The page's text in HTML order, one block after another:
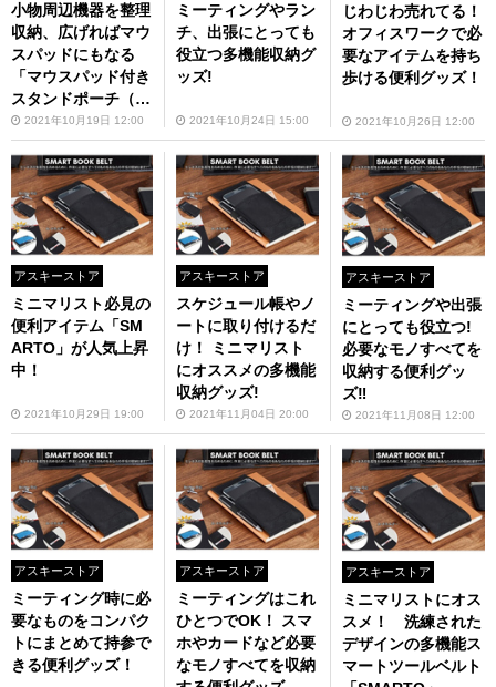
小物周辺機器を整理
収納、広げればマウ
スパッドにもなる
「マウスパッド付き
スタンドポーチ（L
サイズ／Sサイズ）
2021年10月19日 12:00
ミーティングやラン
チ、出張にとっても
役立つ多機能収納グ
ッズ!
2021年10月24日 15:00
じわじわ売れてる！
オフィスワークで必
要なアイテムを持ち
歩ける便利グッズ！
2021年10月26日 12:00
アスキーストア
ミニマリスト必見の
便利アイテム「SM
ARTO」が人気上昇
中！
2021年10月29日 19:00
アスキーストア
スケジュール帳やノ
ートに取り付けるだ
け！ ミニマリスト
にオススメの多機能
収納グッズ!
2021年11月04日 20:00
アスキーストア
ミーティングや出張
にとっても役立つ!
必要なモノすべてを
収納する便利グッ
ズ‼
2021年11月08日 12:00
アスキーストア
ミーティング時に必
要なものをコンパク
トにまとめて持参で
きる便利グッズ！
アスキーストア
ミーティングはこれ
ひとつでOK！ スマ
ホやカードなど必要
なモノすべてを収納
アスキーストア
ミニマリストにオス
スメ！ 洗練された
デザインの多機能ス
マートツールベルト